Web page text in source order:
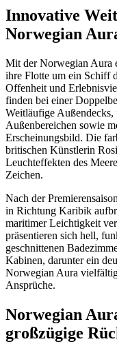
Innovative
Norwegian
Mit der Norwegian Aura
ihre Flotte um ein Schiff
Offenheit und
finden bei einer
Weitläufige
Außenbereichen sowie
Erscheinungsbild. Die
britischen Künstlerin
Leuchteffekten des
Zeichen.
Nach der
in Richtung Karibik
maritimer Leichtigkeit
präsentieren sich hell,
geschnittenen
Kabinen, darunter ein
Norwegian Aura
Ansprüche.
Norwegian
großzügige